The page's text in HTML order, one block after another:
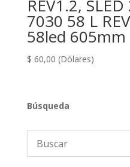
REV1.2,
7030 58 L
58led 605mm
$ 60,00 (Dólares)
Búsqueda